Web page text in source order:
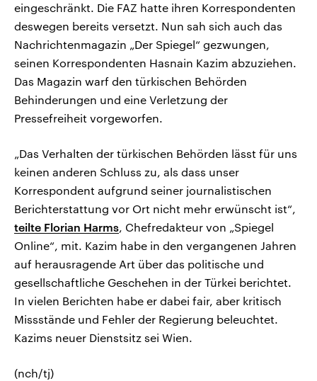
eingeschränkt. Die FAZ hatte ihren Korrespondenten
deswegen bereits versetzt. Nun sah sich auch das
Nachrichtenmagazin „Der Spiegel“ gezwungen,
seinen Korrespondenten Hasnain Kazim abzuziehen.
Das Magazin warf den türkischen Behörden
Behinderungen und eine Verletzung der
Pressefreiheit vorgeworfen.
„Das Verhalten der türkischen Behörden lässt für uns
keinen anderen Schluss zu, als dass unser
Korrespondent aufgrund seiner journalistischen
Berichterstattung vor Ort nicht mehr erwünscht ist“,
teilte Florian Harms, Chefredakteur von „Spiegel
Online“, mit. Kazim habe in den vergangenen Jahren
auf herausragende Art über das politische und
gesellschaftliche Geschehen in der Türkei berichtet.
In vielen Berichten habe er dabei fair, aber kritisch
Missstände und Fehler der Regierung beleuchtet.
Kazims neuer Dienstsitz sei Wien.
(nch/tj)